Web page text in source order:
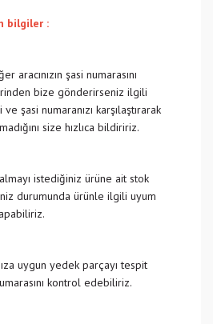
bilgiler :
aracınızın şasi numarasını
bize gönderirseniz ilgili
şasi numaranızı karşılaştırarak
size hızlıca bildiririz.
istediğiniz ürüne ait stok
durumunda ürünle ilgili uyum
uygun yedek parçayı tespit
kontrol edebiliriz.